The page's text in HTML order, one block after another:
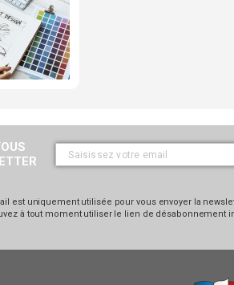
est uniquement utilisée pour vous envoyer la
à tout moment utiliser le lien de désabonnement